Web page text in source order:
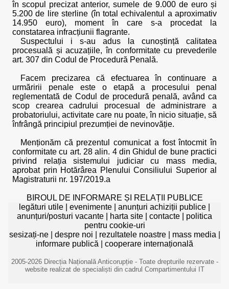
în scopul precizat anterior, sumele de 9.000 de euro și
5.200 de lire sterline (în total echivalentul a aproximativ
14.950 euro), moment în care s-a procedat la
constatarea infracțiunii flagrante.
Suspectului i s-au adus la cunoștință calitatea
procesuală și acuzațiile, în conformitate cu prevederile
art. 307 din Codul de Procedură Penală.
Facem precizarea că efectuarea în continuare a
urmăririi penale este o etapă a procesului penal
reglementată de Codul de procedură penală, având ca
scop crearea cadrului procesual de administrare a
probatoriului, activitate care nu poate, în nicio situație, să
înfrângă principiul prezumției de nevinovăție.
Menționăm că prezentul comunicat a fost întocmit în
conformitate cu art. 28 alin. 4 din Ghidul de bune practici
privind relația sistemului judiciar cu mass media,
aprobat prin Hotărârea Plenului Consiliului Superior al
Magistraturii nr. 197/2019.a
BIROUL DE INFORMARE ȘI RELAȚII PUBLICE
legături utile
evenimente anunțuri achiziții publice
anunțuri/posturi vacante
harta site contacte
politica
pentru cookie-uri
sesizați-ne| despre noi rezultatele noastre| mass media
informare publică
cooperare internațională
2005-2026 Direcția Națională Anticorupție - Toate drepturile rezervate -
website realizat de specialiști din cadrul Compartimentului IT